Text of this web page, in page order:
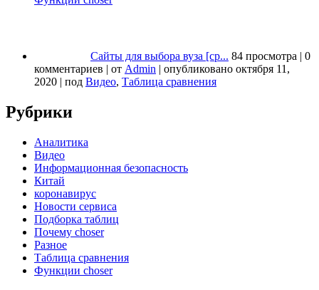
Сайты для выбора вуза [ср... 84 просмотра | 0
комментариев | от Admin | опубликовано октября 11,
2020 | под Видео, Таблица сравнения
Рубрики
Аналитика
Видео
Информационная безопасность
Китай
коронавирус
Новости сервиса
Подборка таблиц
Почему choser
Разное
Таблица сравнения
Функции choser